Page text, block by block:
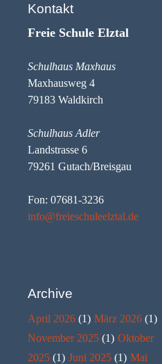
Kontakt
Freie Schule Elztal
Schulhaus Maxhaus
Maxhausweg 4
79183 Waldkirch
Schulhaus Adler
Landstrasse 6
79261 Gutach/Breisgau
Fon: 07681-3236
info@freieschuleelztal.de
Archive
April 2026 (1) März 2026 (1)
November 2025 (1) Oktober
2025 (1) Juni 2025 (1) Mai